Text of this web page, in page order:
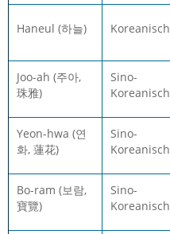
Haneul (하늘) Koreanisch
Joo-ah (주아,
珠雅)
Sino-
Koreanisch
Yeon-hwa (연
화, 蓮花)
Sino-
Koreanisch
Bo-ram (보람,
寶覽)
Sino-
Koreanisch